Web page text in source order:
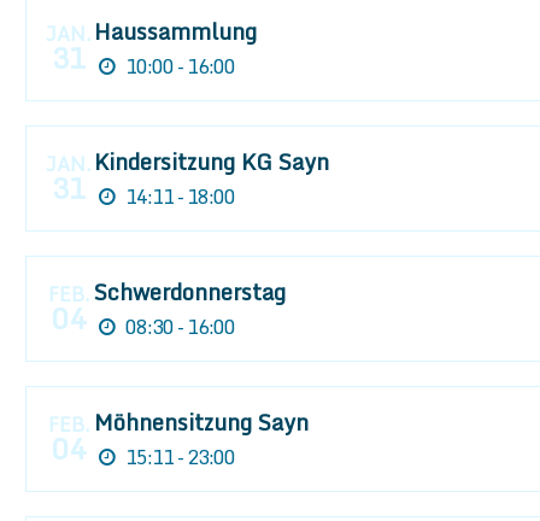
JAN.
31
Haussammlung
10:00 - 16:00
JAN.
31
Kindersitzung KG Sayn
14:11 - 18:00
FEB.
04
Schwerdonnerstag
08:30 - 16:00
FEB.
04
Möhnensitzung Sayn
15:11 - 23:00